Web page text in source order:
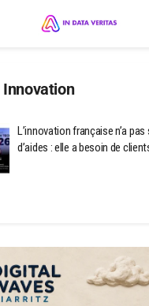
Innovation
L’innovation française n’a
d’aides : elle a besoin de